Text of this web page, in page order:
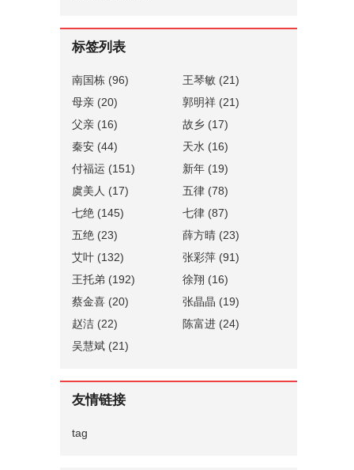
标签列表
南国栋 (96) 王琴敏 (21)
母亲 (20) 郭明祥 (21)
父亲 (16) 故乡 (17)
秦安 (44) 天水 (16)
付福运 (151) 新年 (19)
虞美人 (17) 五律 (78)
七绝 (145) 七律 (87)
五绝 (23) 薛方晴 (23)
艾叶 (132) 张彩萍 (91)
王托弟 (192) 徐翔 (16)
蔡金喜 (20) 张晶晶 (19)
赵洁 (22) 陈富进 (24)
吴慧斌 (21)
友情链接
tag